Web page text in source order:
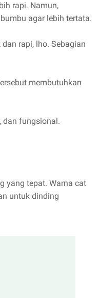
rapi. Namun,
agar lebih tertata.
rapi, lho. Sebagian
membutuhkan
dan fungsional.
yang tepat. Warna cat
untuk dinding